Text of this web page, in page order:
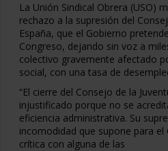
La Unión Sindical Obrera (USO)
rechazo a la supresión del
España, que el Gobierno
Congreso, dejando sin voz a
colectivo gravemente afectado
social, con una tasa de
“El cierre del Consejo de la
injustificado porque no se
eficiencia administrativa. Su
incomodidad que supone para
crítica con alguna de las